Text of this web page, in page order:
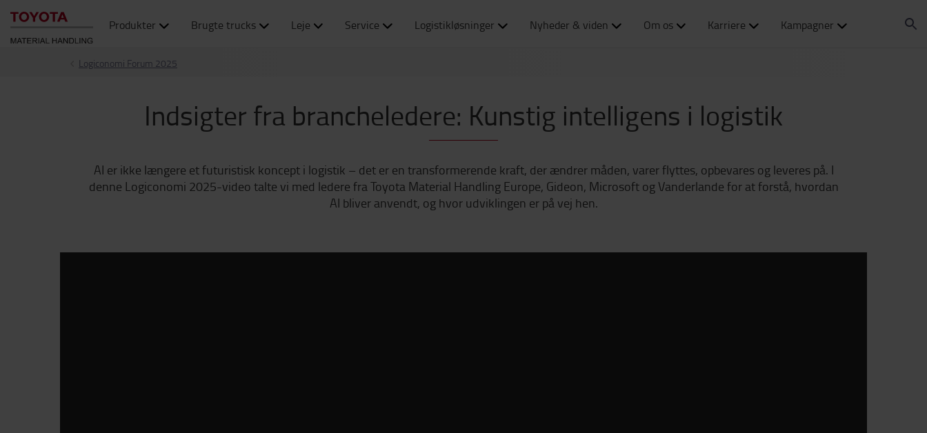
Produkter Brugte trucks Leje Service Logistikløsninger Nyheder & viden Om os Karriere Kampagner
Logiconomi Forum 2025
Indsigter fra brancheledere: Kunstig intelligens i logistik
AI er ikke længere et futuristisk koncept i logistik – det er en transformerende kraft, der ændrer måden, varer flyttes, opbevares og leveres på. I
denne Logiconomi 2025-video talte vi med ledere fra Toyota Material Handling Europe, Gideon, Microsoft og Vanderlande for at forstå, hvordan
AI bliver anvendt, og hvor udviklingen er på vej hen.